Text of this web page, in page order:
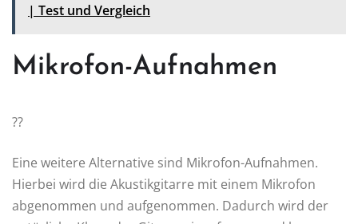
| Test und Vergleich
Mikrofon-Aufnahmen
??
Eine weitere Alternative sind Mikrofon-Aufnahmen.
Hierbei wird die Akustikgitarre mit einem Mikrofon
abgenommen und aufgenommen. Dadurch wird der